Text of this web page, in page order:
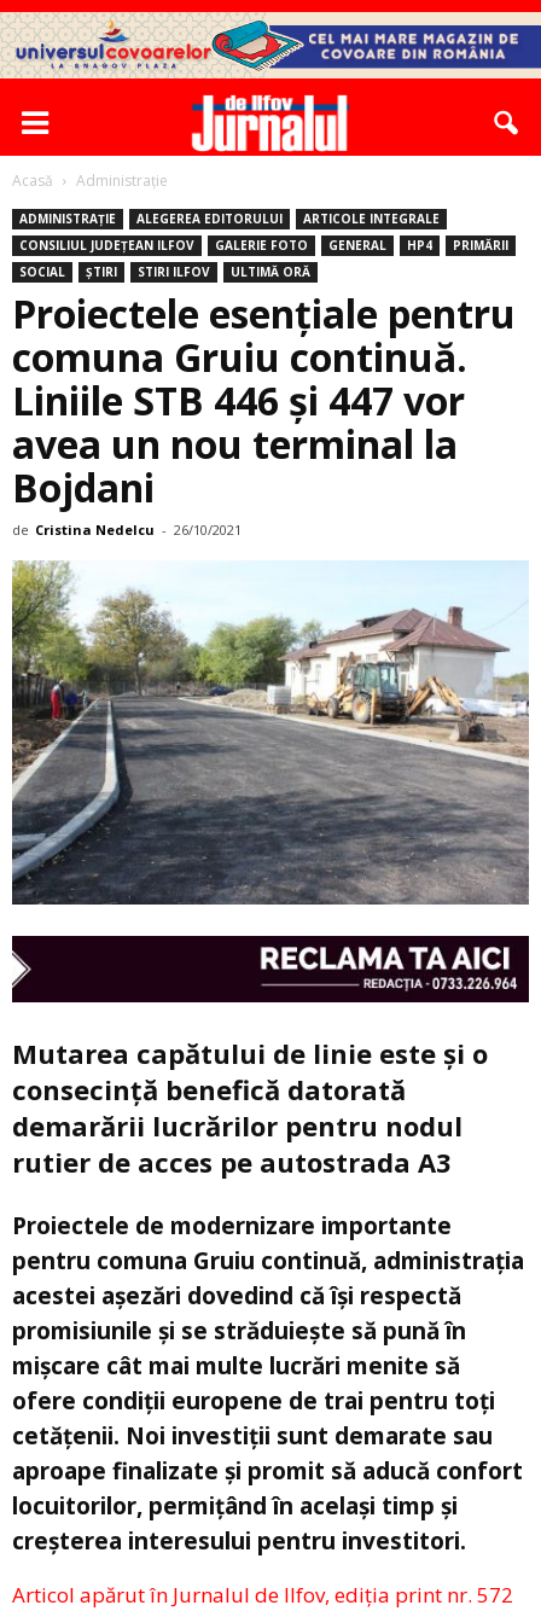
Acasă Administrație
ADMINISTRAȚIE ALEGEREA EDITORULUI
ARTICOLE INTEGRALE
CONSILIUL JUDEȚEAN ILFOV
GALERIE FOTO GENERAL HP4
PRIMĂRII
SOCIAL
ȘTIRI STIRI ILFOV ULTIMĂ ORĂ
Proiectele esențiale pentru
comuna Gruiu continuă.
Liniile STB 446 şi 447 vor
avea un nou terminal la
Bojdani
de Cristina Nedelcu - 26/10/2021
Mutarea capătului de linie este și o
consecință benefică datorată
demarării lucrărilor pentru nodul
rutier de acces pe autostrada A3
Proiectele de modernizare importante
pentru comuna Gruiu continuă, administrația
acestei așezări dovedind că își respectă
promisiunile și se străduiește să pună în
mișcare cât mai multe lucrări menite să
ofere condiții europene de trai pentru toți
cetățenii. Noi investiții sunt demarate sau
aproape finalizate și promit să aducă confort
locuitorilor, permițând în același timp și
creșterea interesului pentru investitori.
Articol apărut în Jurnalul de Ilfov, ediția print nr. 572